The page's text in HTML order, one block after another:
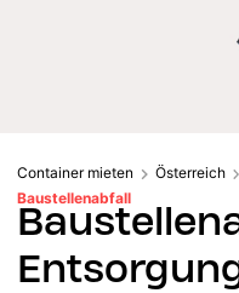
Container mieten Österreich
Baustellenabfall